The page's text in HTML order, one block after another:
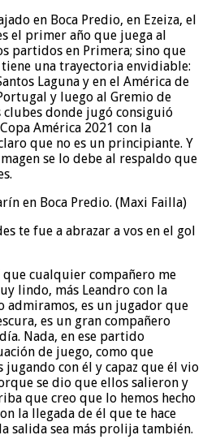
en Boca Predio, en Ezeiza, el
el primer año que juega al
partidos en Primera; sino que
una trayectoria envidiable:
Laguna y en el América de
y luego al Gremio de
clubes donde jugó consiguió
América 2021 con la
que no es un principiante. Y
se lo debe al respaldo que
en Boca Predio. (Maxi Failla)
te fue a abrazar a vos en el gol
cualquier compañero me
lindo, más Leandro con la
admiramos, es un jugador que
es un gran compañero
Nada, en ese partido
de juego, como que
con él y capaz que él vio
se dio que ellos salieron y
que creo que lo hemos hecho
la llegada de él que te hace
salida sea más prolija también.